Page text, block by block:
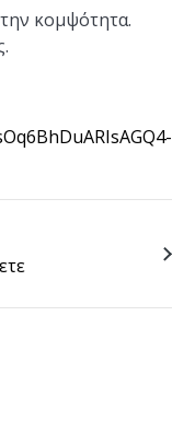
κομψότητα.